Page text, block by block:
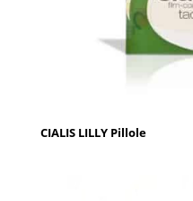
CIALIS LILLY Pillole